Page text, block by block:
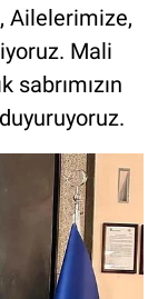
Ailelerimize,
Mali